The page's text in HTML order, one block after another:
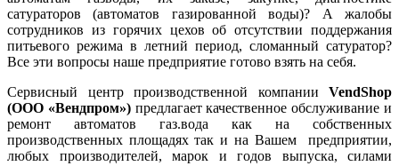
сатураторов (автоматов газированной воды)? А жалобы
сотрудников из горячих цехов об отсутствии поддержания
питьевого режима в летний период, сломанный сатуратор?
Все эти вопросы наше предприятие готово взять на себя.
Сервисный центр производственной компании VendShop
(ООО «Вендпром»)предлагает качественное обслуживание и
ремонт автоматов газ.вода как на собственных
производственных площадях так и на Вашем предприятии,
любых производителей, марок и годов выпуска, силами